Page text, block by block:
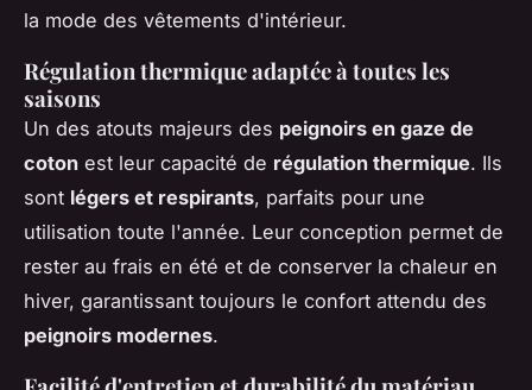
la mode des vêtements d'intérieur.
Régulation thermique adaptée à toutes les
saisons
Un des atouts majeurs des peignoirs en gaze de
coton est leur capacité de régulation thermique. Ils
sont légers et respirants, parfaits pour une
utilisation toute l'année. Leur conception permet de
rester au frais en été et de conserver la chaleur en
hiver, garantissant toujours le confort attendu des
peignoirs modernes.